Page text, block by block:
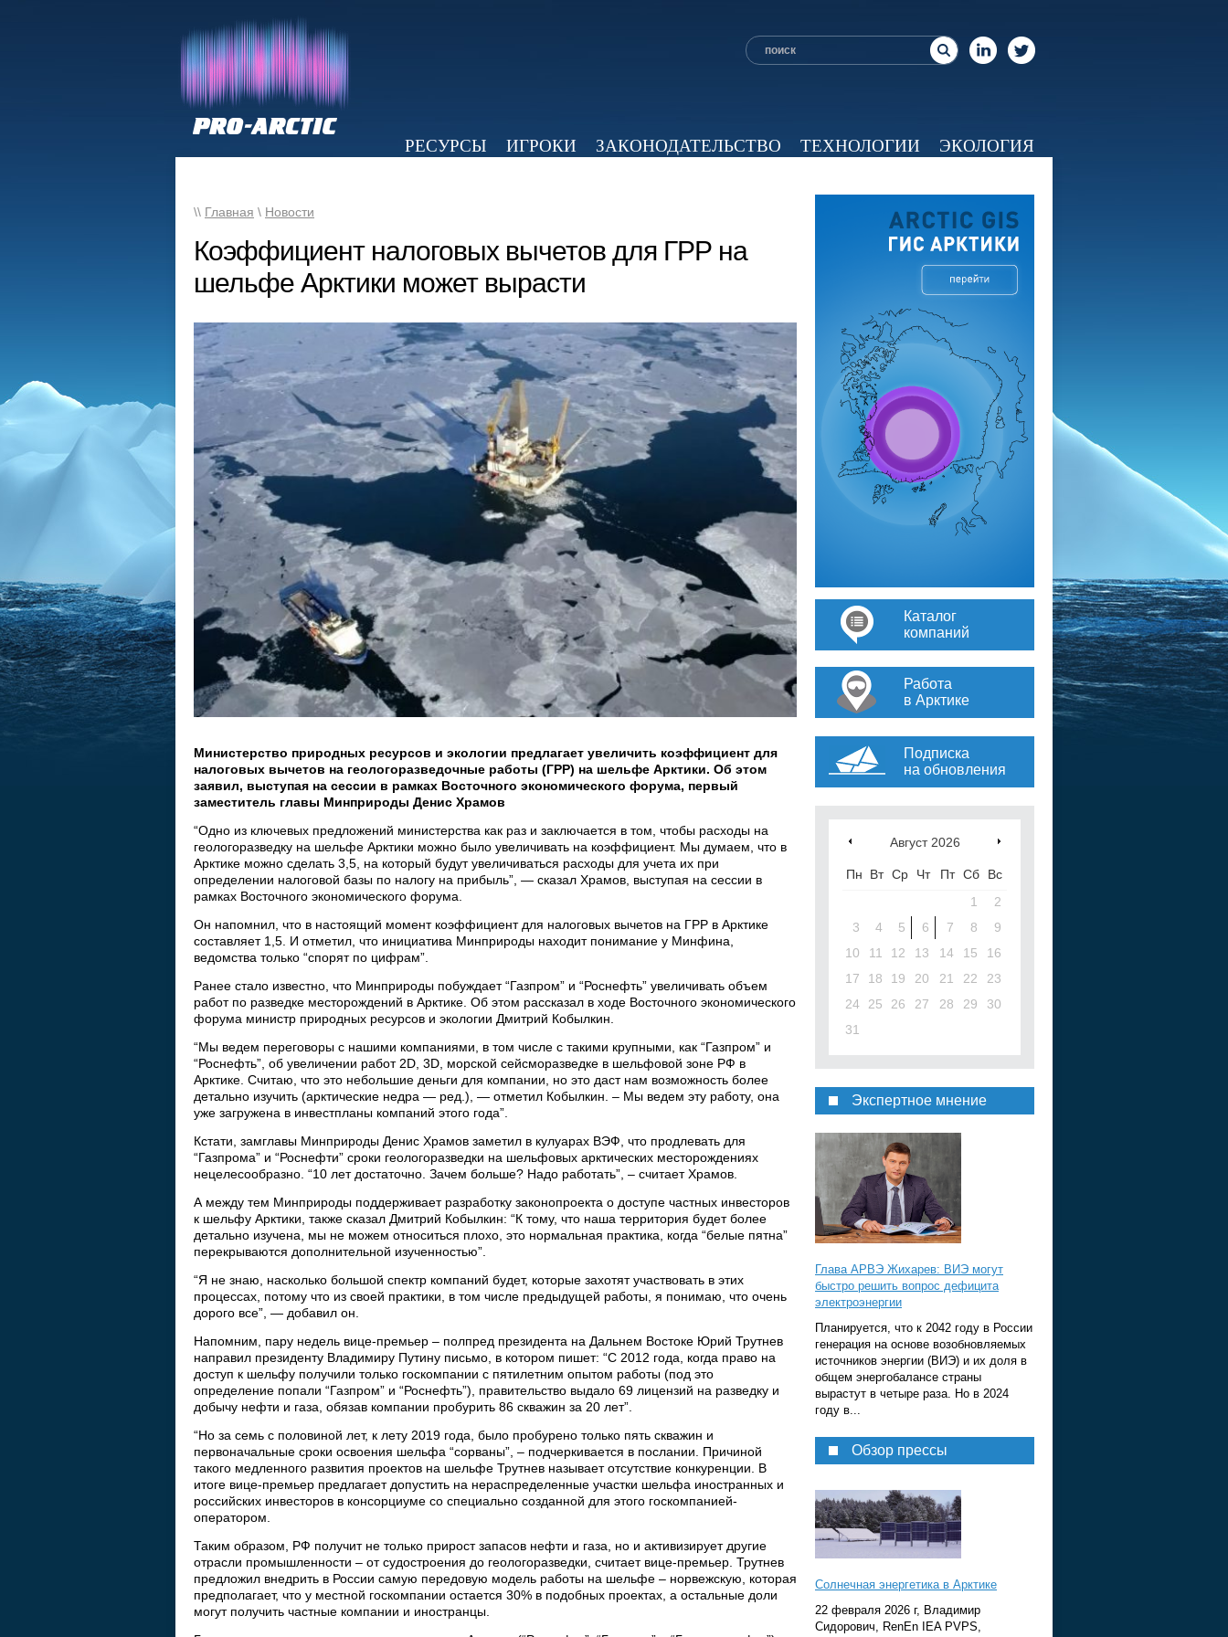
РЕСУРСЫ ИГРОКИ ЗАКОНОДАТЕЛЬСТВО ТЕХНОЛОГИИ
ЭКОЛОГИЯ
\\ Главная \ Новости
Коэффициент налоговых вычетов для ГРР на
шельфе Арктики может вырасти
Министерство природных ресурсов и экологии предлагает увеличить коэффициент для
налоговых вычетов на геологоразведочные работы (ГРР) на шельфе Арктики. Об этом
заявил, выступая на сессии в рамках Восточного экономического форума, первый
заместитель главы Минприроды Денис Храмов
“Одно из ключевых предложений министерства как раз и заключается в том, чтобы расходы на
геологоразведку на шельфе Арктики можно было увеличивать на коэффициент. Мы думаем, что в
Арктике можно сделать 3,5, на который будут увеличиваться расходы для учета их при
определении налоговой базы по налогу на прибыль”, — сказал Храмов, выступая на сессии в
рамках Восточного экономического форума.
Он напомнил, что в настоящий момент коэффициент для налоговых вычетов на ГРР в Арктике
составляет 1,5. И отметил, что инициатива Минприроды находит понимание у Минфина,
ведомства только “спорят по цифрам”.
Ранее стало известно, что Минприроды побуждает “Газпром” и “Роснефть” увеличивать объем
работ по разведке месторождений в Арктике. Об этом рассказал в ходе Восточного экономического
форума министр природных ресурсов и экологии Дмитрий Кобылкин.
“Мы ведем переговоры с нашими компаниями, в том числе с такими крупными, как “Газпром” и
“Роснефть”, об увеличении работ 2D, 3D, морской сейсморазведке в шельфовой зоне РФ в
Арктике. Считаю, что это небольшие деньги для компании, но это даст нам возможность более
детально изучить (арктические недра — ред.), — отметил Кобылкин. – Мы ведем эту работу, она
уже загружена в инвестпланы компаний этого года”.
Кстати, замглавы Минприроды Денис Храмов заметил в кулуарах ВЭФ, что продлевать для
“Газпрома” и “Роснефти” сроки геологоразведки на шельфовых арктических месторождениях
нецелесообразно. “10 лет достаточно. Зачем больше? Надо работать”, – считает Храмов.
А между тем Минприроды поддерживает разработку законопроекта о доступе частных инвесторов
к шельфу Арктики, также сказал Дмитрий Кобылкин: “К тому, что наша территория будет более
детально изучена, мы не можем относиться плохо, это нормальная практика, когда “белые пятна”
перекрываются дополнительной изученностью”.
“Я не знаю, насколько большой спектр компаний будет, которые захотят участвовать в этих
процессах, потому что из своей практики, в том числе предыдущей работы, я понимаю, что очень
дорого все”, — добавил он.
Напомним, пару недель вице-премьер – полпред президента на Дальнем Востоке Юрий Трутнев
направил президенту Владимиру Путину письмо, в котором пишет: “С 2012 года, когда право на
доступ к шельфу получили только госкомпании с пятилетним опытом работы (под это
определение попали “Газпром” и “Роснефть”), правительство выдало 69 лицензий на разведку и
добычу нефти и газа, обязав компании пробурить 86 скважин за 20 лет”.
“Но за семь с половиной лет, к лету 2019 года, было пробурено только пять скважин и
первоначальные сроки освоения шельфа “сорваны”, – подчеркивается в послании. Причиной
такого медленного развития проектов на шельфе Трутнев называет отсутствие конкуренции. В
итоге вице-премьер предлагает допустить на нераспределенные участки шельфа иностранных и
российских инвесторов в консорциуме со специально созданной для этого госкомпанией-
оператором.
Таким образом, РФ получит не только прирост запасов нефти и газа, но и активизирует другие
отрасли промышленности – от судостроения до геологоразведки, считает вице-премьер. Трутнев
предложил внедрить в России самую передовую модель работы на шельфе – норвежскую, которая
предполагает, что у местной госкомпании остается 30% в подобных проектах, а остальные доли
могут получить частные компании и иностранцы.
Каталог
компаний
Работа
в Арктике
Подписка
на обновления
Август 2026
Пн Вт Ср Чт Пт Сб
Вс
1
2
3
4 5 6 7 8
9
10
11 12 13 14 15
16
17
18 19 20 21 22
23
24
25 26 27 28 29
30
31
Экспертное мнение
Глава АРВЭ Жихарев: ВИЭ могут
быстро решить вопрос дефицита
электроэнергии
Планируется, что к 2042 году в России
генерация на основе возобновляемых
источников энергии (ВИЭ) и их доля в
общем энергобалансе страны
вырастут в четыре раза. Но в 2024
году в...
Обзор прессы
Солнечная энергетика в Арктике
22 февраля 2026 г, Владимир
Сидорович, RenEn IEA PVPS,